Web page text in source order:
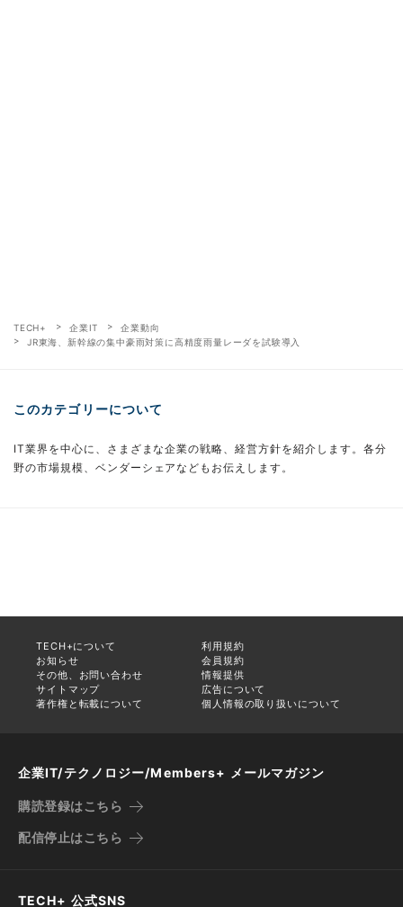
TECH+ 企業IT
企業動向
JR東海、新幹線の集中豪雨対策に高精度雨量レーダを試験導入
このカテゴリーについて
IT業界を中心に、さまざまな企業の戦略、経営方針を紹介します。各分
野の市場規模、ベンダーシェアなどもお伝えします。
TECH+について
利用規約
お知らせ
会員規約
その他、お問い合わせ
情報提供
サイトマップ
広告について
著作権と転載について
個人情報の取り扱いについて
企業IT/テクノロジー/Members+ メールマガジン
購読登録はこちら
配信停止はこちら
TECH+ 公式SNS